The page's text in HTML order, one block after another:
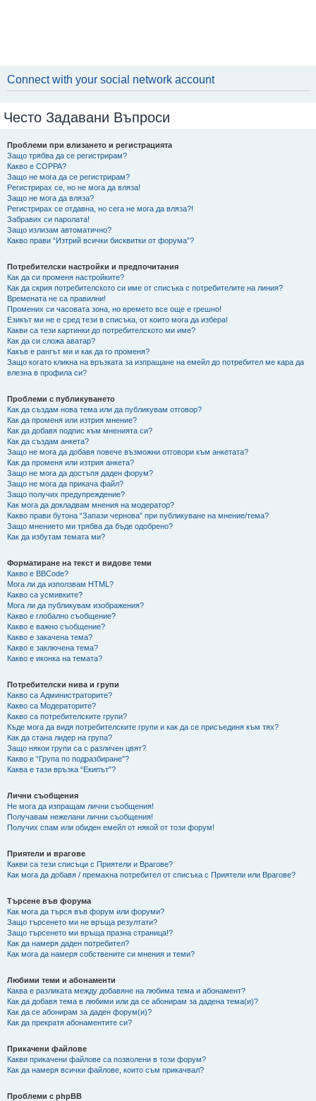
Connect with your social network account
Често Задавани Въпроси
Проблеми при влизането и регистрацията
Защо трябва да се регистрирам?
Какво е COPPA?
Защо не мога да се регистрирам?
Регистрирах се, но не мога да вляза!
Защо не мога да вляза?
Регистрирах се отдавна, но сега не мога да вляза?!
Забравих си паролата!
Защо излизам автоматично?
Какво прави “Изтрий всички бисквитки от форума”?
Потребителски настройки и предпочитания
Как да си променя настройките?
Как да скрия потребителското си име от списъка с потребителите на линия?
Времената не са правилни!
Промених си часовата зона, но времето все още е грешно!
Езикът ми не е сред тези в списъка, от които мога да избера!
Какви са тези картинки до потребителското ми име?
Как да си сложа аватар?
Какъв е рангът ми и как да го променя?
Защо когато кликна на връзката за изпращане на емейл до потребител ме кара да
влезна в профила си?
Проблеми с публикуването
Как да създам нова тема или да публикувам отговор?
Как да променя или изтрия мнение?
Как да добавя подпис към мненията си?
Как да създам анкета?
Защо не мога да добавя повече възможни отговори към анкетата?
Как да променя или изтрия анкета?
Защо не мога да достъпя даден форум?
Защо не мога да прикача файл?
Защо получих предупреждение?
Как мога да докладвам мнения на модератор?
Какво прави бутона “Запази чернова” при публикуване на мнение/тема?
Защо мнението ми трябва да бъде одобрено?
Как да избутам темата ми?
Форматиране на текст и видове теми
Какво е BBCode?
Мога ли да използвам HTML?
Какво са усмивките?
Мога ли да публикувам изображения?
Какво е глобално съобщение?
Какво е важно съобщение?
Какво е закачена тема?
Какво е заключена тема?
Какво е иконка на темата?
Потребителски нива и групи
Какво са Администраторите?
Какво са Модераторите?
Какво са потребителските групи?
Къде мога да видя потребителските групи и как да се присъединя към тях?
Как да стана лидер на група?
Защо някои групи са с различен цвят?
Какво е “Група по подразбиране”?
Каква е тази връзка “Екипът”?
Лични съобщения
Не мога да изпращам лични съобщения!
Получавам нежелани лични съобщения!
Получих спам или обиден емейл от някой от този форум!
Приятели и врагове
Какви са тези списъци с Приятели и Врагове?
Как мога да добавя / премахна потребител от списъка с Приятели или Врагове?
Търсене във форума
Как мога да търся във форум или форуми?
Защо търсенето ми не връща резултати?
Защо търсенето ми връща празна страница!?
Как да намеря даден потребител?
Как мога да намеря собствените си мнения и теми?
Любими теми и абонаменти
Каква е разликата между добавяне на любима тема и абонамент?
Как да добавя тема в любими или да се абонирам за дадена тема(и)?
Как да се абонирам за даден форум(и)?
Как да прекратя абонаментите си?
Прикачени файлове
Какви прикачени файлове са позволени в този форум?
Как да намеря всички файлове, които съм прикачвал?
Проблеми с phpBB